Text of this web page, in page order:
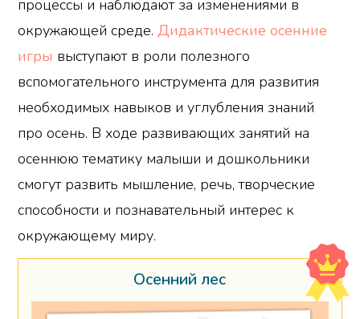
процессы и наблюдают за изменениями в
окружающей среде.Дидактические осенние
игры выступают в роли полезного
вспомогательного инструмента для развития
необходимых навыков и углубления знаний
про осень. В ходе развивающих занятий на
осеннюю тематику малыши и дошкольники
смогут развить мышление, речь, творческие
способности и познавательный интерес к
окружающему миру.
Осенний лес